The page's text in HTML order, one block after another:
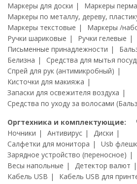
Маркеры для доски
Маркеры
Маркеры по металлу, дереву,
Маркеры текстовые
Маркеры /
Ручки шариковые
Ручки гелевые
Письменные принадлежности
Белизна
Средства для мытья
Спрей для рук (антимикробный)
Кисточки для макияжа
Запаски для освежителя воздуха
Средства по уходу за волосами
Оргтехника и комплектующие:
Ночники
Антивирус
Диски
Салфетки для монитора
Usb
Зарядное устройство (переносное)
Весы напольные
Детектор валют
Кабель USB
Кабель USB для